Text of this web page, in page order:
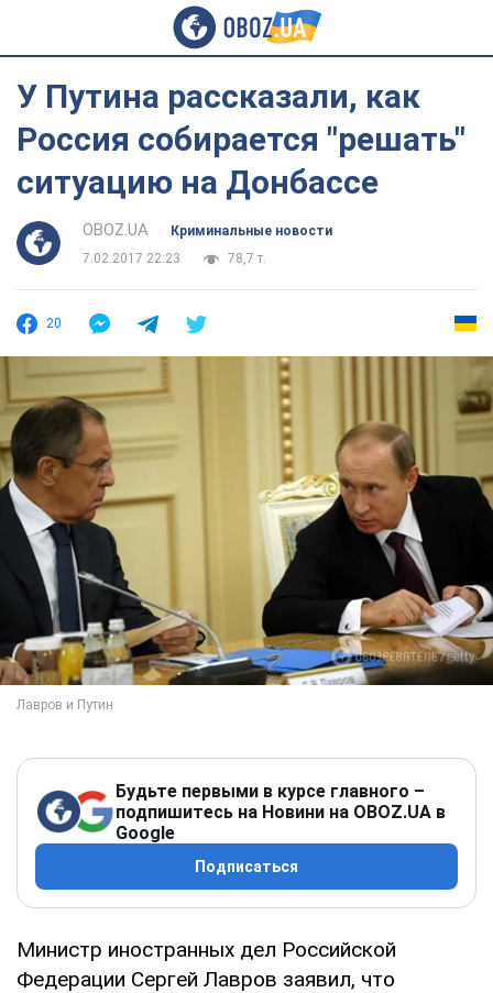
У Путина рассказали, как
Россия собирается "решать"
ситуацию на Донбассе
OBOZ.UA
Криминальные новости
7.02.2017 22:23
78,7 т.
20
Будьте первыми в курсе главного –
подпишитесь на Новини на OBOZ.UA в
Google
Подписаться
Министр иностранных дел Российской
Федерации Сергей Лавров заявил, что